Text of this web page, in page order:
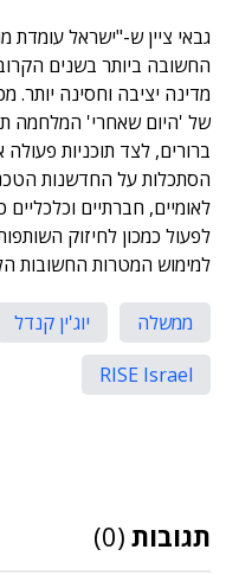
גבאי ציין ש-"ישראל
החשובה ביותר בשנים
של 'היום שאחרי' המלחמה
ברורים, לצד תוכניות
הסתכלות על החדשנות
לאומיים, חברתיים
לפעול כמכון לחיזוק
למימוש המטרות החשובות
ממשלה יוג'ין קנדל
RISE Israel
תגובות (0)